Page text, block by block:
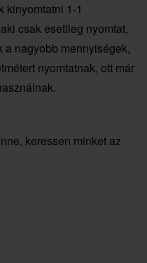
kinyomtatni 1-1
csak esetileg nyomtat,
a nagyobb mennyiségek,
nyomtatnak, ott már
keressen minket az